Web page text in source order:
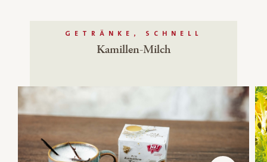
GETRÄNKE, SCHNELL
Kamillen-Milch